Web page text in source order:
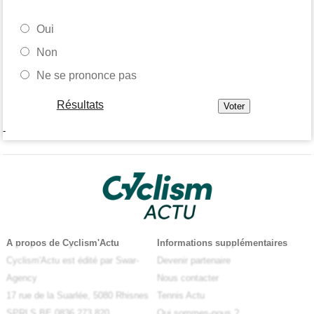
Oui
Non
Ne se prononce pas
Résultats
-
A propos de Cyclism'Actu
Cyclism'Actu est édité par Swar-
Agency
17 rue de la Suarlée, 5080 Rhisnes
Informations supplémentaires
Devenir partenaire
Nous contacter
Tennis Actu